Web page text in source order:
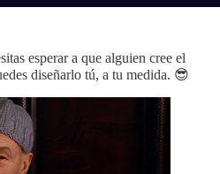
esperar a que alguien cree el
diseñarlo tú, a tu medida. 😎